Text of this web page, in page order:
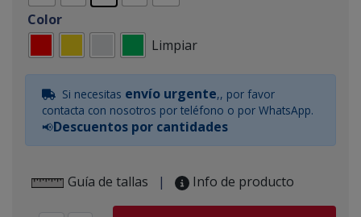
Color
Limpiar
Si necesitas envío urgente,, por favor
contacta con nosotros por teléfono o por WhatsApp.
📢Descuentos por cantidades
Guía de tallas | Info de producto